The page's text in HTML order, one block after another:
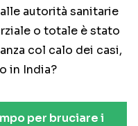
autorità sanitarie
o totale è stato
col calo dei casi,
in India?
per bruciare i